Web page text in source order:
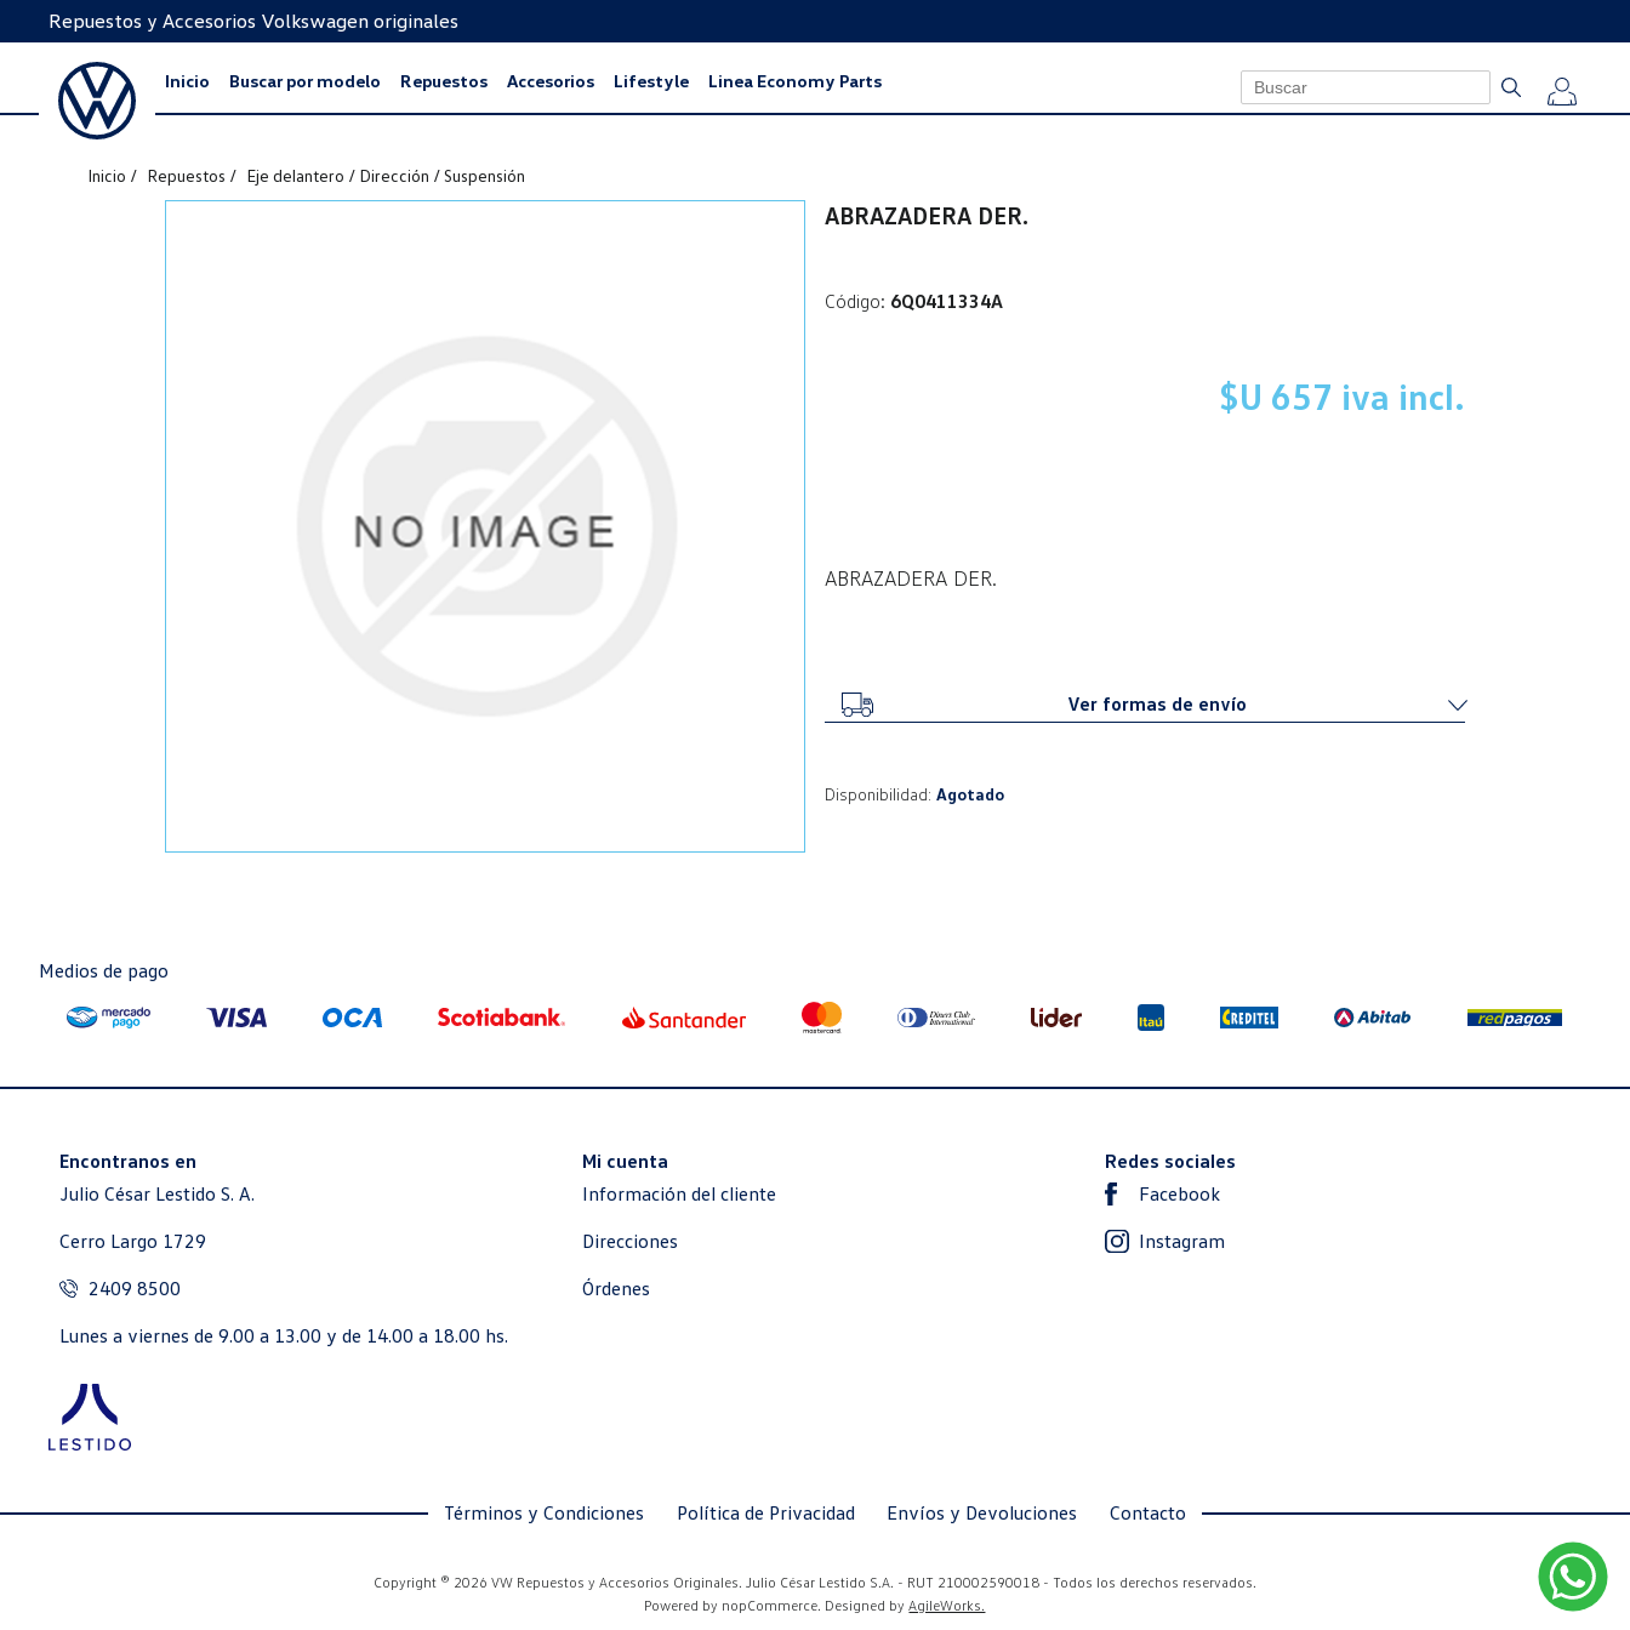
Repuestos y Accesorios Volkswagen originales
Inicio Buscar por modelo Repuestos Accesorios Lifestyle Linea Economy Parts
Inicio Repuestos Eje delantero / Dirección / Suspensión
ABRAZADERA DER.
Código: 6Q0411334A
$U 657 iva incl.
ABRAZADERA DER.
Ver formas de envío
Disponibilidad: Agotado
Medios de pago
Encontranos en
Julio César Lestido S. A.
Cerro Largo 1729
2409 8500
Lunes a viernes de 9.00 a 13.00 y de 14.00 a 18.00 hs.
Mi cuenta
Información del cliente
Direcciones
Órdenes
Redes sociales
Facebook
Instagram
Términos y Condiciones Política de Privacidad Envíos y Devoluciones Contacto
Copyright ® 2026 VW Repuestos y Accesorios Originales. Julio César Lestido S.A. - RUT 210002590018 - Todos los derechos reservados.
Powered by nopCommerce. Designed byAgileWorks.